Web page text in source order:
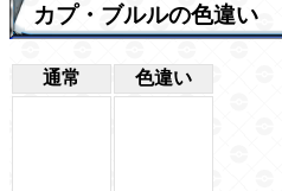
カプ・ブルルの色違い
通常 色違い